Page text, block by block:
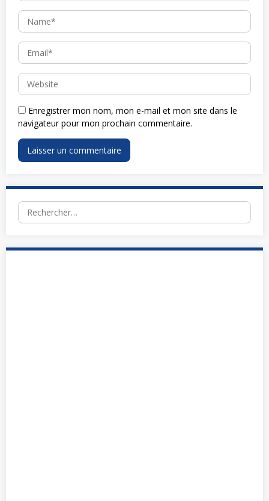
Enregistrer mon nom, mon e-mail et mon site dans le
navigateur pour mon prochain commentaire.
Rechercher :